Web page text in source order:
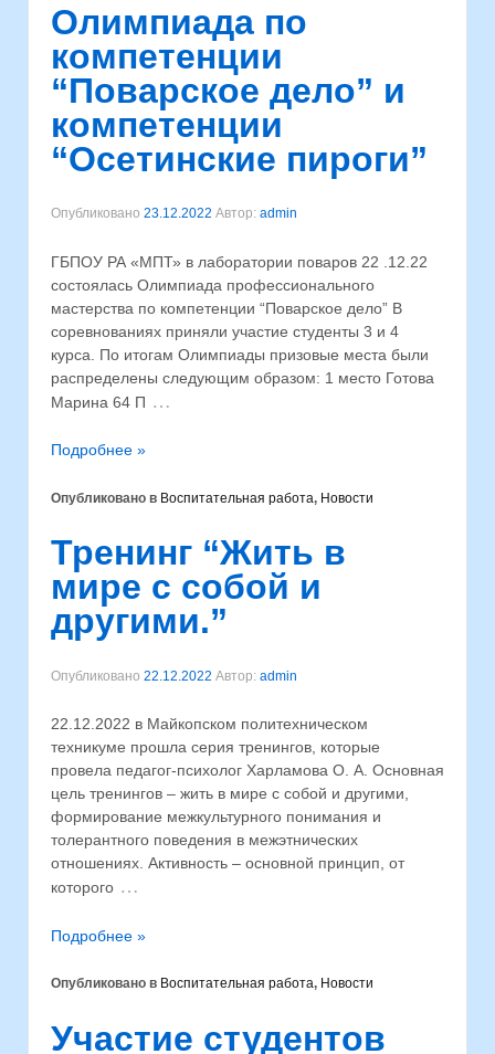
Олимпиада по
компетенции
“Поварское дело” и
компетенции
“Осетинские пироги”
Опубликовано 23.12.2022 Автор: admin
ГБПОУ РА «МПТ» в лаборатории поваров 22 .12.22
состоялась Олимпиада профессионального
мастерства по компетенции “Поварское дело” В
соревнованиях приняли участие студенты 3 и 4
курса. По итогам Олимпиады призовые места были
распределены следующим образом: 1 место Готова
Марина 64 П …
Подробнее »
Опубликовано в Воспитательная работа, Новости
Тренинг “Жить в
мире с собой и
другими.”
Опубликовано 22.12.2022 Автор: admin
22.12.2022 в Майкопском политехническом
техникуме прошла серия тренингов, которые
провела педагог-психолог Харламова О. А. Основная
цель тренингов – жить в мире с собой и другими,
формирование межкультурного понимания и
толерантного поведения в межэтнических
отношениях. Активность – основной принцип, от
которого …
Подробнее »
Опубликовано в Воспитательная работа, Новости
Участие студентов